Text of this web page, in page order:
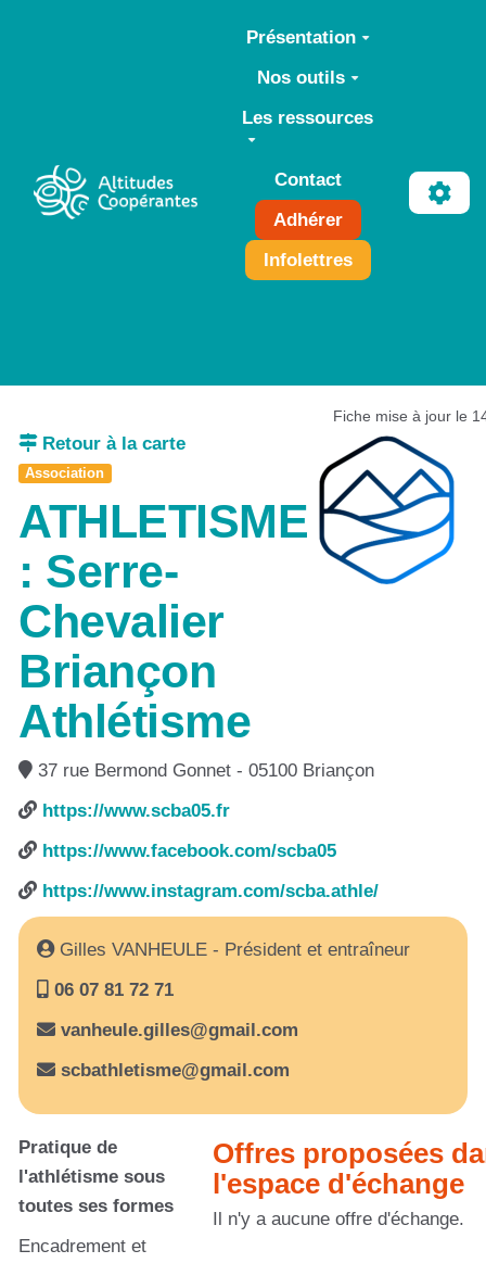
Aller au contenu principal
Présentation
Nos outils
Les ressources
Contact
Adhérer
Infolettres
Fiche mise à jour le
Retour à la carte
Association
ATHLETISME
: Serre-
Chevalier
Briançon
Athlétisme
37 rue Bermond Gonnet - 05100 Briançon
https://www.scba05.fr
https://www.facebook.com/scba05
https://www.instagram.com/scba.athle/
Gilles VANHEULE - Président et entraîneur
06 07 81 72 71
vanheule.gilles@gmail.com
scbathletisme@gmail.com
Pratique de
l'athlétisme sous
toutes ses formes
Encadrement et
Offres proposées
l'espace d'échange
Il n'y a aucune offre d'échange.